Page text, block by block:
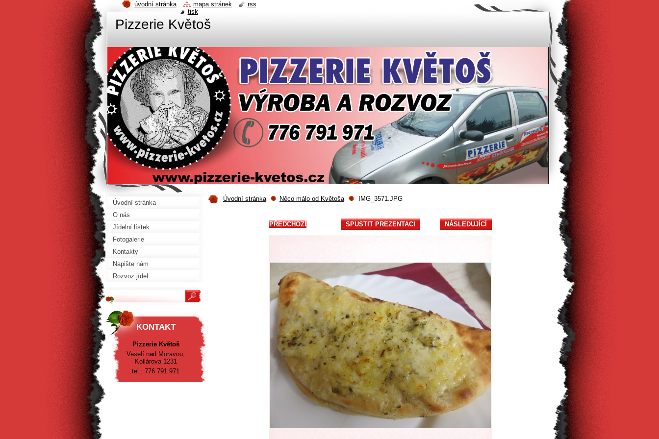
Pizzerie Květoš
Úvodní stránka Něco málo od Květoša IMG_3571.JPG
PŘEDCHOZÍ SPUSTIT PREZENTACI NÁSLEDUJÍCÍ
Úvodní stránka
O nás
Jídelní lístek
Fotogalerie
Kontakty
Napište nám
Rozvoz jídel
KONTAKT
Pizzerie Květoš
Veselí nad Moravou,
Kollárova 1231
tel.: 776 791 971
úvodní stránka mapa stránek
rss
tisk